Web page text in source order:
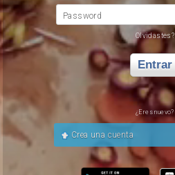
Password
Olvidastes?
Entrar
¿Eres nuevo?
Crea una cuenta